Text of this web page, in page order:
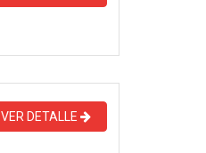
VER DETALLE